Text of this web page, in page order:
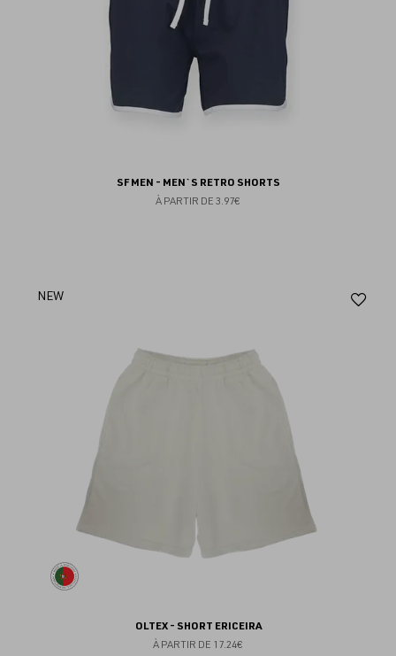
SF MEN - MEN`S RETRO SHORTS
À PARTIR DE 3.97€
NEW
OLTEX - SHORT ERICEIRA
À PARTIR DE 17.24€